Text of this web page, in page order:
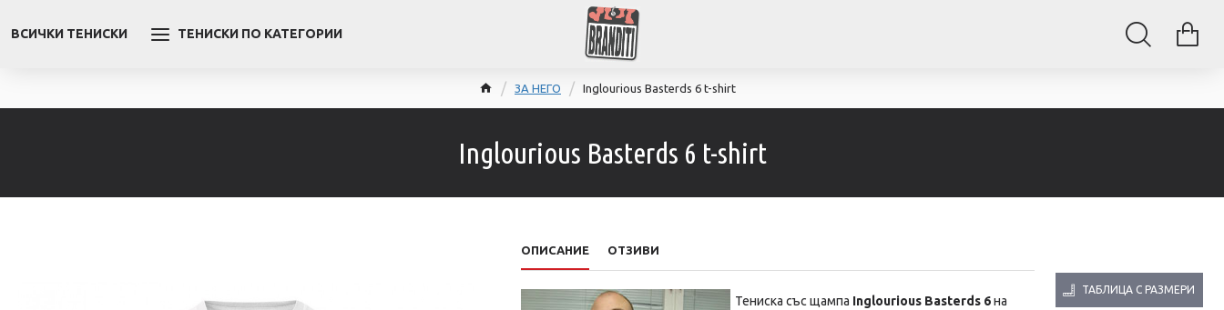
ВСИЧКИ ТЕНИСКИ ТЕНИСКИ ПО КАТЕГОРИИ
ЗА НЕГО Inglourious Basterds 6 t-shirt
Inglourious Basterds 6 t-shirt
ОПИСАНИЕ ОТЗИВИ
Тениска със щампа Inglourious Basterds 6на
ТАБЛИЦА С РАЗМЕРИ